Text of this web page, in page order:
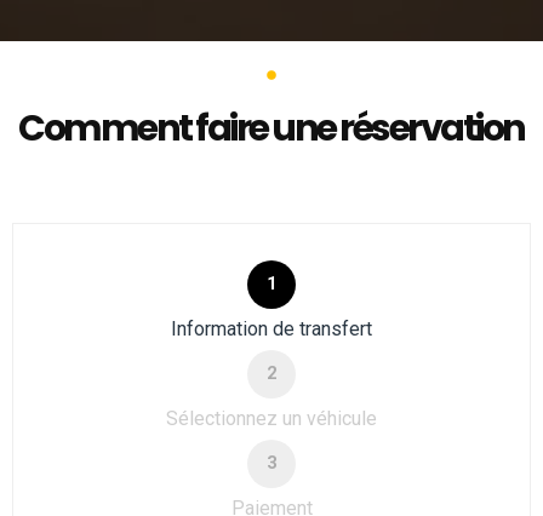
Comment faire une réservation
1
Information de transfert
2
Sélectionnez un véhicule
3
Paiement